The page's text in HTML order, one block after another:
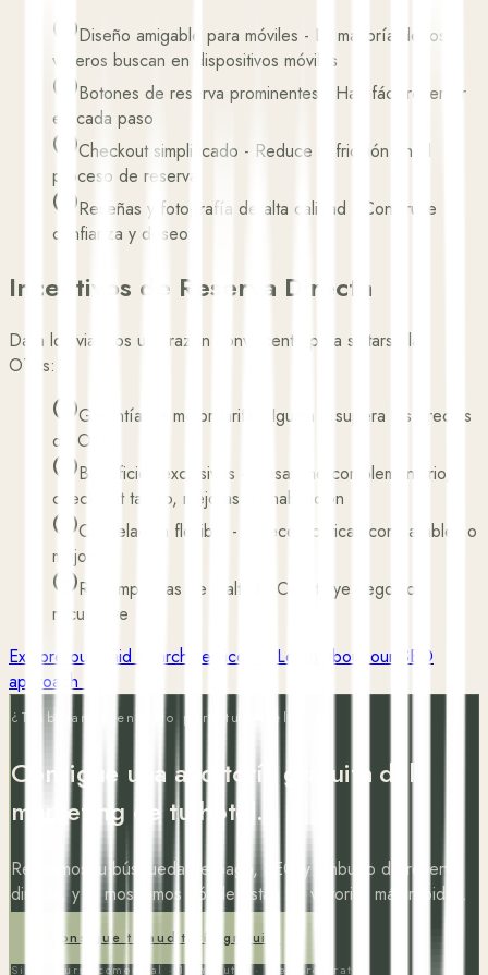
Diseño amigable para móviles - La mayoría de los
viajeros buscan en dispositivos móviles
Botones de reserva prominentes
Haz fácil reservar
en cada paso
Checkout simplificado - Reduce la fricción en el
proceso de reserva
Reseñas y fotografía de alta calidad
Construye
confianza y deseo
Incentivos de Reserva Directa
Da a los viajeros una razón convincente para saltarse las
OTAs:
Garantía de mejor tarifa
Iguala o supera los precios
de OTA
Beneficios exclusivos
Desayuno complementario,
check-out tardío, mejoras de habitación
Cancelación flexible
-
Ofrece políticas comparables o
mejores
Recompensas de lealtad
Construye negocio
recurrente
Explore our Paid Search services → Learn about our SEO
approach →
¿Trabajando en esto para tu hotel?
Consigue una auditoría gratuita del
marketing de tu hotel.
Revisamos tu búsqueda de pago, SEO y embudo de reserva
directa, y te mostramos dónde están las victorias más rápidas.
Consigue tu auditoría gratuita
Sin discurso comercial · 15 minutos · Siempre gratis